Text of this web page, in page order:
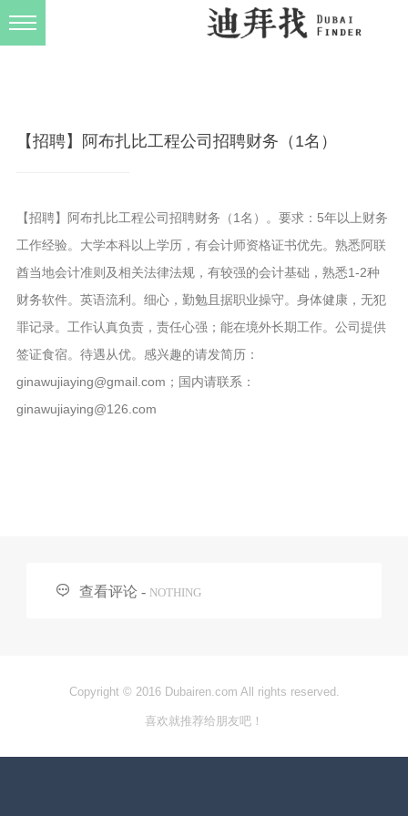
【招聘】阿布扎比工程公司招聘财务（1名）
【招聘】阿布扎比工程公司招聘财务（1名）。要求：5年以上财务
工作经验。大学本科以上学历，有会计师资格证书优先。熟悉阿联
酋当地会计准则及相关法律法规，有较强的会计基础，熟悉1-2种
财务软件。英语流利。细心，勤勉且据职业操守。身体健康，无犯
罪记录。工作认真负责，责任心强；能在境外长期工作。公司提供
签证食宿。待遇从优。感兴趣的请发简历：
ginawujiaying@gmail.com；国内请联系：
ginawujiaying@126.com
 查看评论 - NOTHING
Copyright © 2016 Dubairen.com All rights reserved.
喜欢就推荐给朋友吧！